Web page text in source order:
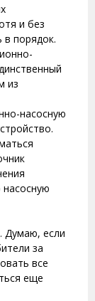
и без
в порядок.
из
насосную
Думаю, если
за
все
еще